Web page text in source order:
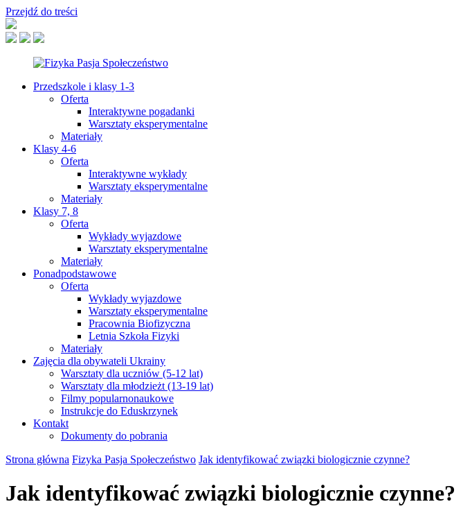
Przejdź do treści
Przedszkole i klasy 1-3
Oferta
Interaktywne pogadanki
Warsztaty eksperymentalne
Materiały
Klasy 4-6
Oferta
Interaktywne wykłady
Warsztaty eksperymentalne
Materiały
Klasy 7, 8
Oferta
Wykłady wyjazdowe
Warsztaty eksperymentalne
Materiały
Ponadpodstawowe
Oferta
Wykłady wyjazdowe
Warsztaty eksperymentalne
Pracownia Biofizyczna
Letnia Szkoła Fizyki
Materiały
Zajęcia dla obywateli Ukrainy
Warsztaty dla uczniów (5-12 lat)
Warsztaty dla młodzieżt (13-19 lat)
Filmy popularnonaukowe
Instrukcje do Eduskrzynek
Kontakt
Dokumenty do pobrania
Strona główna Fizyka Pasja Społeczeństwo Jak identyfikować związki biologicznie czynne?
Jak identyfikować związki biologicznie czynne?